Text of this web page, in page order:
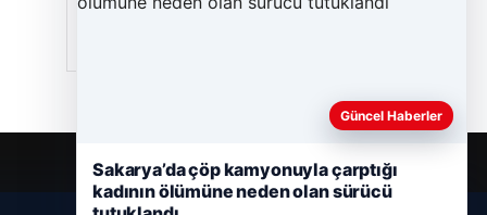
Güncel Haberler
Sakarya’da çöp kamyonuyla çarptığı
kadının ölümüne neden olan sürücü